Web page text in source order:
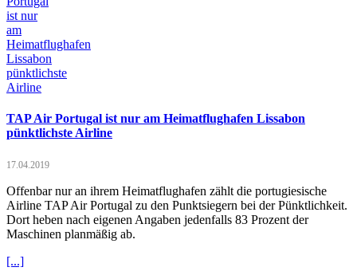
TAP Air Portugal ist nur am Heimatflughafen Lissabon
pünktlichste Airline
17.04.2019
Offenbar nur an ihrem Heimatflughafen zählt die portugiesische
Airline TAP Air Portugal zu den Punktsiegern bei der Pünktlichkeit.
Dort heben nach eigenen Angaben jedenfalls 83 Prozent der
Maschinen planmäßig ab.
[...]